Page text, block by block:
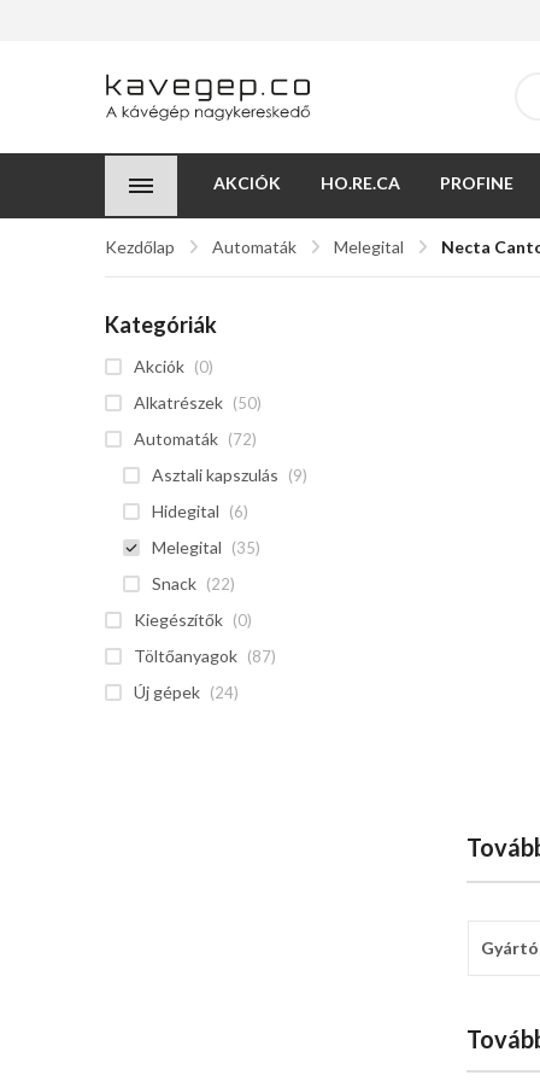
AKCIÓK HO.RE.CA PROFINE
Kezdőlap Automaták Melegital Necta
Gyártó
Kategóriák
Akciók (0)
Alkatrészek (50)
Automaták (72)
Asztali kapszulás (9)
Hidegital (6)
Melegital (35)
Snack (22)
Kiegészítők (0)
Töltőanyagok (87)
Új gépek (24)